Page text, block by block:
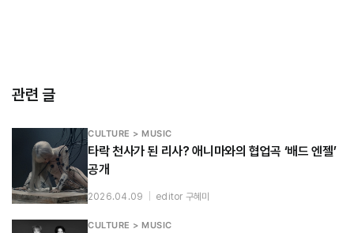
관련 글
CULTURE > MUSIC
타락 천사가 된 리사? 애니마와의 협업곡 ‘배드 엔젤’
공개
2026.04.09 editor 구혜미
CULTURE > MUSIC